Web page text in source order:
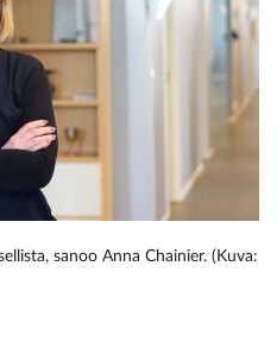
sanoo Anna Chainier. (Kuva: